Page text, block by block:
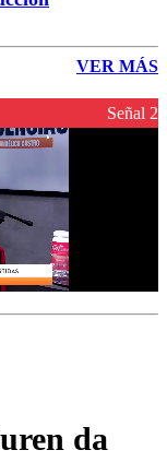
VER MÁS
Señal 2
da